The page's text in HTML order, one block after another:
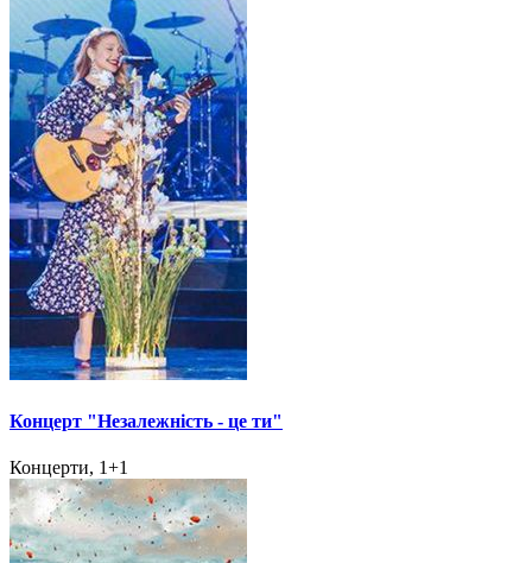
Концерт "Незалежність - це ти"
Концерти, 1+1